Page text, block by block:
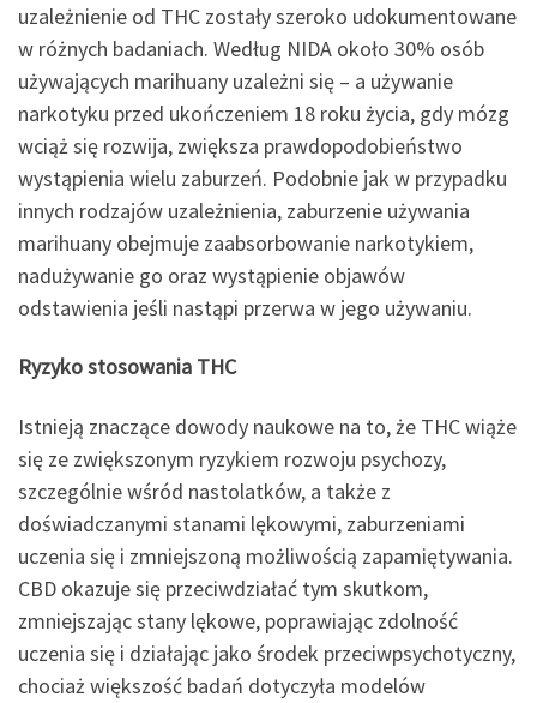
uzależnienie od THC zostały szeroko udokumentowane
w różnych badaniach. Według NIDA około 30% osób
używających marihuany uzależni się – a używanie
narkotyku przed ukończeniem 18 roku życia, gdy mózg
wciąż się rozwija, zwiększa prawdopodobieństwo
wystąpienia wielu zaburzeń. Podobnie jak w przypadku
innych rodzajów uzależnienia, zaburzenie używania
marihuany obejmuje zaabsorbowanie narkotykiem,
nadużywanie go oraz wystąpienie objawów
odstawienia jeśli nastąpi przerwa w jego używaniu.
Ryzyko stosowania THC
Istnieją znaczące dowody naukowe na to, że THC wiąże
się ze zwiększonym ryzykiem rozwoju psychozy,
szczególnie wśród nastolatków, a także z
doświadczanymi stanami lękowymi, zaburzeniami
uczenia się i zmniejszoną możliwością zapamiętywania.
CBD okazuje się przeciwdziałać tym skutkom,
zmniejszając stany lękowe, poprawiając zdolność
uczenia się i działając jako środek przeciwpsychotyczny,
chociaż większość badań dotyczyła modelów